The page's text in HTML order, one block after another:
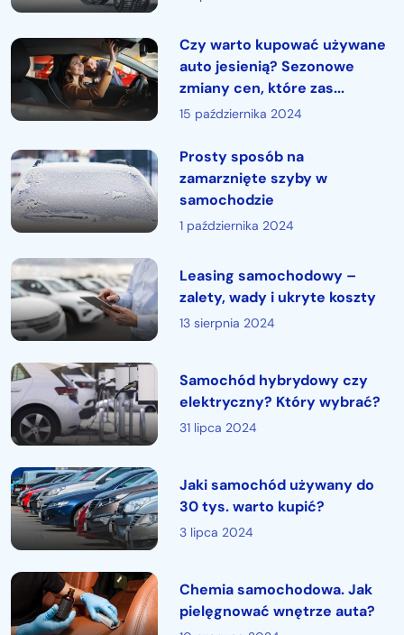
Czy warto kupować używane
auto jesienią? Sezonowe
zmiany cen, które zas...
15 października 2024
Prosty sposób na
zamarznięte szyby w
samochodzie
1 października 2024
Leasing samochodowy –
zalety, wady i ukryte koszty
13 sierpnia 2024
Samochód hybrydowy czy
elektryczny? Który wybrać?
31 lipca 2024
Jaki samochód używany do
30 tys. warto kupić?
3 lipca 2024
Chemia samochodowa. Jak
pielęgnować wnętrze auta?